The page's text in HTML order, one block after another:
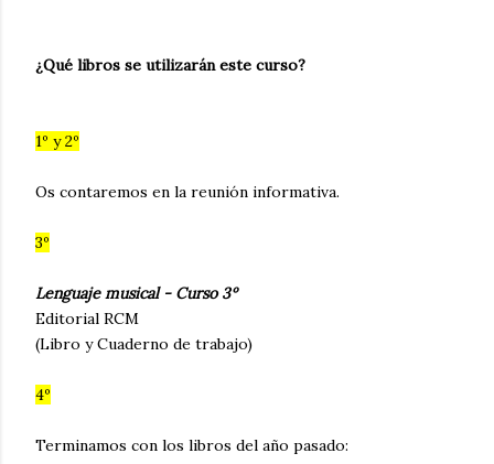
¿Qué libros se utilizarán este curso?
1º y 2º
Os contaremos en la reunión informativa.
3º
Lenguaje musical - Curso 3º
Editorial RCM
(Libro y Cuaderno de trabajo)
4º
Terminamos con los libros del año pasado: